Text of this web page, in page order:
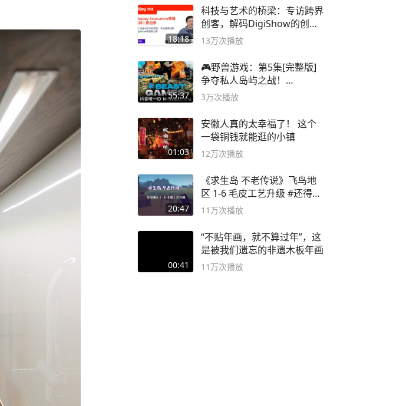
18:18
科技与艺术的桥梁：专访跨界
创客，解码DigiShow的创新
之路
13万次播放
55:37
🎮野兽游戏：第5集[完整版]
争夺私人岛屿之战！
#MrBeastChina
3万次播放
01:03
安徽人真的太幸福了！ 这个
一袋铜钱就能逛的小镇
12万次播放
20:47
《求生岛 不老传说》飞鸟地
区 1-6 毛皮工艺升级 #还得是
主机大作
11万次播放
00:41
“不贴年画，就不算过年”，这
是被我们遗忘的非遗木板年画
11万次播放